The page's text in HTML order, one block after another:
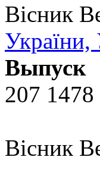
Вісник
України,
Выпуск
207 1478
Вісник